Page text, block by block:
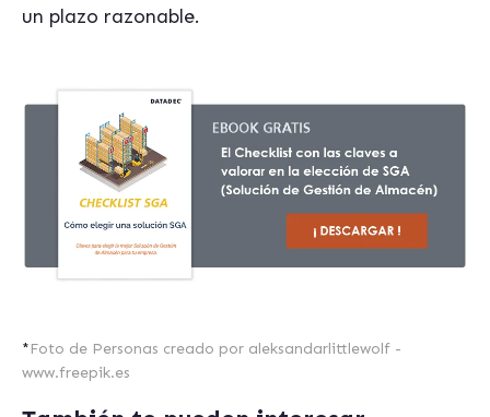
un plazo razonable.
*Foto de Personas creado por aleksandarlittlewolf -
www.freepik.es